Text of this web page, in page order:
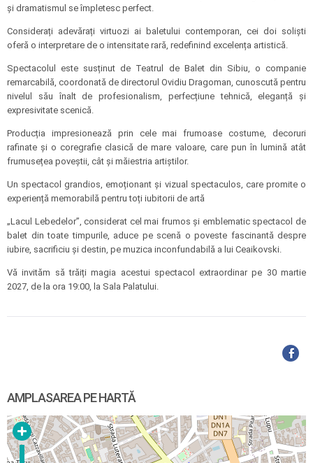
și dramatismul se împletesc perfect.
Considerați adevărați virtuozi ai baletului contemporan, cei doi soliști
oferă o interpretare de o intensitate rară, redefinind excelența artistică.
Spectacolul este susținut de Teatrul de Balet din Sibiu, o companie
remarcabilă, coordonată de directorul Ovidiu Dragoman, cunoscută pentru
nivelul său înalt de profesionalism, perfecțiune tehnică, eleganță și
expresivitate scenică.
Producția impresionează prin cele mai frumoase costume, decoruri
rafinate și o coregrafie clasică de mare valoare, care pun în lumină atât
frumusețea poveștii, cât și măiestria artiștilor.
Un spectacol grandios, emoționant și vizual spectaculos, care promite o
experiență memorabilă pentru toți iubitorii de artă
„Lacul Lebedelor”, considerat cel mai frumos și emblematic spectacol de
balet din toate timpurile, aduce pe scenă o poveste fascinantă despre
iubire, sacrificiu și destin, pe muzica inconfundabilă a lui Ceaikovski.
Vă invităm să trăiți magia acestui spectacol extraordinar pe 30 martie
2027, de la ora 19:00, la Sala Palatului.
AMPLASAREA PE HARTĂ